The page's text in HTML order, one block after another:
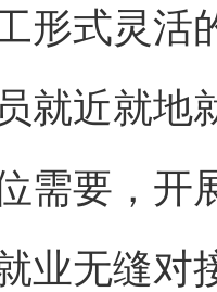
形式灵活
就近就地
需要，开
业无缝对